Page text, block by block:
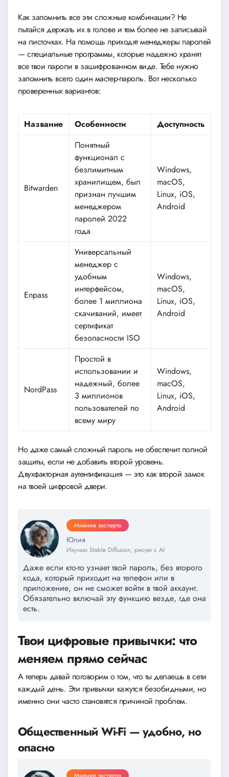
Как запомнить все эти сложные комбинации? Не
пытайся держать их в голове и тем более не записывай
на листочках. На помощь приходят менеджеры паролей
— специальные программы, которые надежно хранят
все твои пароли в зашифрованном виде. Тебе нужно
запомнить всего один мастер-пароль. Вот несколько
проверенных вариантов:
Название Особенности Доступность
Bitwarden
Понятный
функционал с
безлимитным
хранилищем, был
признан лучшим
менеджером
паролей 2022
года
Windows,
macOS,
Linux, iOS,
Android
Enpass
Универсальный
менеджер с
удобным
интерфейсом,
более 1 миллиона
скачиваний, имеет
сертификат
безопасности ISO
Windows,
macOS,
Linux, iOS,
Android
NordPass
Простой в
использовании и
надежный, более
3 миллионов
пользователей по
всему миру
Windows,
macOS,
Linux, iOS,
Android
Но даже самый сложный пароль не обеспечит полной
защиты, если не добавить второй уровень.
Двухфакторная аутентификация — это как второй замок
на твоей цифровой двери.
Мнение эксперта
Юлия
Изучаю Stable Diffusion, рисую с AI
Даже если кто-то узнает твой пароль, без второго
кода, который приходит на телефон или в
приложение, он не сможет войти в твой аккаунт.
Обязательно включай эту функцию везде, где она
есть.
Твои цифровые привычки: что
меняем прямо сейчас
А теперь давай поговорим о том, что ты делаешь в сети
каждый день. Эти привычки кажутся безобидными, но
именно они часто становятся причиной проблем.
Общественный Wi-Fi — удобно, но
опасно